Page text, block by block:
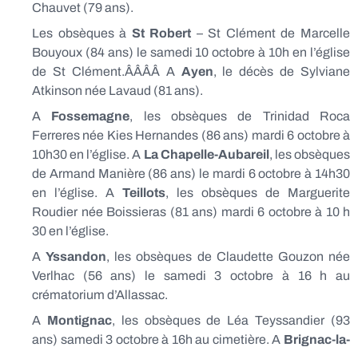
Chauvet (79 ans).
Les obsèques à St Robert – St Clément de Marcelle
Bouyoux (84 ans) le samedi 10 octobre à 10h en l’église
de St Clément.ÂÂÂÂ A Ayen, le décès de Sylviane
Atkinson née Lavaud (81 ans).
A Fossemagne, les obsèques de Trinidad Roca
Ferreres née Kies Hernandes (86 ans) mardi 6 octobre à
10h30 en l’église. A La Chapelle-Aubareil, les obsèques
de Armand Manière (86 ans) le mardi 6 octobre à 14h30
en l’église. A Teillots, les obsèques de Marguerite
Roudier née Boissieras (81 ans) mardi 6 octobre à 10 h
30 en l’église.
AYssandon, les obsèques de Claudette Gouzon née
Verlhac (56 ans) le samedi 3 octobre à 16 h au
crématorium d’Allassac.
A Montignac, les obsèques de Léa Teyssandier (93
ans) samedi 3 octobre à 16h au cimetière. A Brignac-la-